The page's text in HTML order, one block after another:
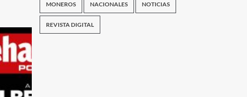
MONEROS NACIONALES NOTICIAS
REVISTA DIGITAL